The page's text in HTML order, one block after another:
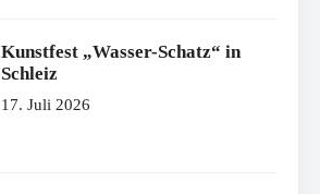
Kunstfest „Wasser-Schatz“ in
Schleiz
17. Juli 2026